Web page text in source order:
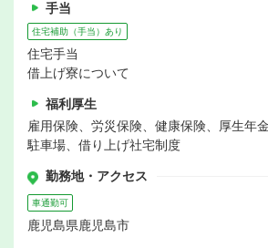
手当
住宅補助（手当）あり
住宅手当
借上げ寮について
福利厚生
雇用保険、労災保険、健康保険、厚生年
駐車場、借り上げ社宅制度
勤務地・アクセス
車通勤可
鹿児島県鹿児島市